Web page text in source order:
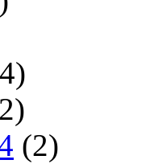
(2)